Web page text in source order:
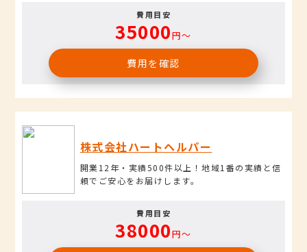
費用目安
35000円〜
費用を確認
株式会社ハートヘルパー
開業12年・実績500件以上！地域1番の実績と信
頼でご安心をお届けします。
費用目安
38000円〜